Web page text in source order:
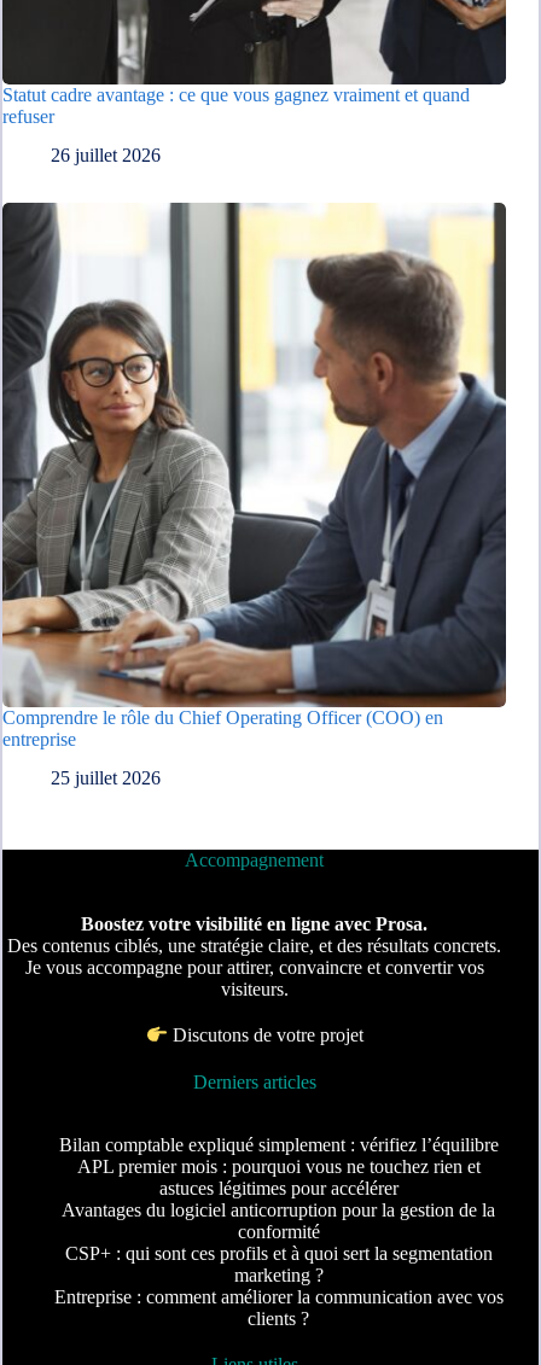
Statut cadre avantage : ce que vous gagnez vraiment et quand
refuser
26 juillet 2026
Comprendre le rôle du Chief Operating Officer (COO) en
entreprise
25 juillet 2026
Accompagnement
Boostez votre visibilité en ligne avec Prosa.
Des contenus ciblés, une stratégie claire, et des résultats concrets.
Je vous accompagne pour attirer, convaincre et convertir vos
visiteurs.
Discutons de votre projet
Derniers articles
Bilan comptable expliqué simplement : vérifiez l’équilibre
APL premier mois : pourquoi vous ne touchez rien et
astuces légitimes pour accélérer
Avantages du logiciel anticorruption pour la gestion de la
conformité
CSP+ : qui sont ces profils et à quoi sert la segmentation
marketing ?
Entreprise : comment améliorer la communication avec vos
clients ?